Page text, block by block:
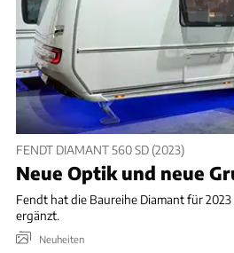
FENDT DIAMANT 560 SD (2023)
Neue Optik und neue
Fendt hat die Baureihe Diamant für
ergänzt.
Neuheiten